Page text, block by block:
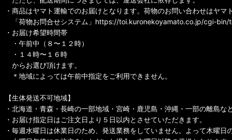
・商品はヤマト運輸でのお届けとなります。荷物のお問い合わせはヤマ
「荷物お問合せシステム」https://toi.kuronekoyamato.co.jp/cgi-bin/
・お届け希望時間帯
・午前中（８〜１２時）
・１４時〜１６時
からお選び頂けます。
＊地域によっては午前中指定をご利用できません。
【生体発送不可地域】
・北海道・青森・長崎の一部地域・宮崎・鹿児島・沖縄・一部の離島な
・お届け指定日はご注文日より５日以内とさせていただきます。
・毎週水曜日は休業日のため、発送業務をしていません。よって木曜日